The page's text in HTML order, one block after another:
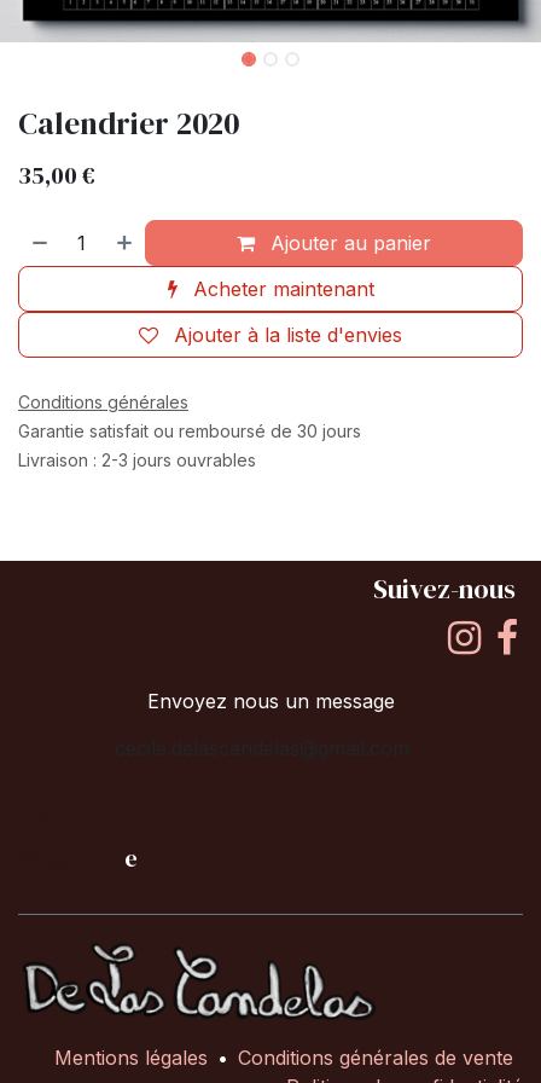
Calendrier 2020
35,00€
Ajouter au panier
Acheter maintenant
Ajouter à la liste d'envies
Conditions générales
Garantie satisfait ou remboursé de 30 jours
Livraison : 2-3 jours ouvrables
Suivez-nous
Envoyez nous un message
e
Mentions légales • Conditions générales de vente